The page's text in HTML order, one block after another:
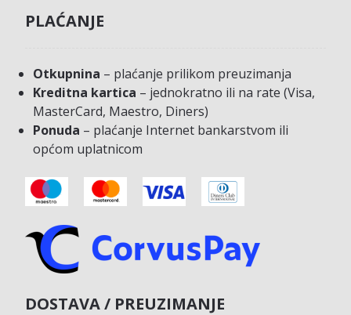
PLAĆANJE
Otkupnina – plaćanje prilikom preuzimanja
Kreditna kartica – jednokratno ili na rate (Visa,
MasterCard, Maestro, Diners)
Ponuda – plaćanje Internet bankarstvom ili
općom uplatnicom
DOSTAVA / PREUZIMANJE